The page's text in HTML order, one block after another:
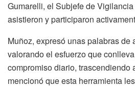
Gumarelli, el Subjefe de
asistieron y participaron
Muñoz, expresó unas palabras de
valorando el esfuerzo que
compromiso diario, trascendiendo
mencionó que esta herramienta